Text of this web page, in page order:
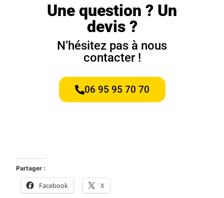
Une question ? Un
devis ?
N’hésitez pas à nous
contacter !
06 95 95 70 70
Partager :
Facebook X